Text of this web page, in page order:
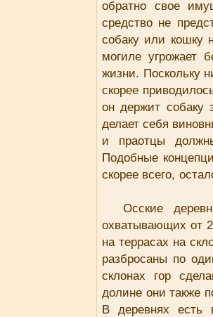
обратно свое
средство не
собаку или кошку
могиле угрожает
жизни. Поскольку
скорее
он держит собаку
делает себя
и праотцы
Подобные
скорее всего,
Осские
охватывающих от
на террасах на
разбросаны по
склонах гор
долине они также
В деревнях есть